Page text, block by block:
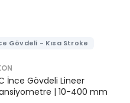
Gövdeli - Kısa Stroke
İnce Gövdeli Lineer
| 10-400 mm